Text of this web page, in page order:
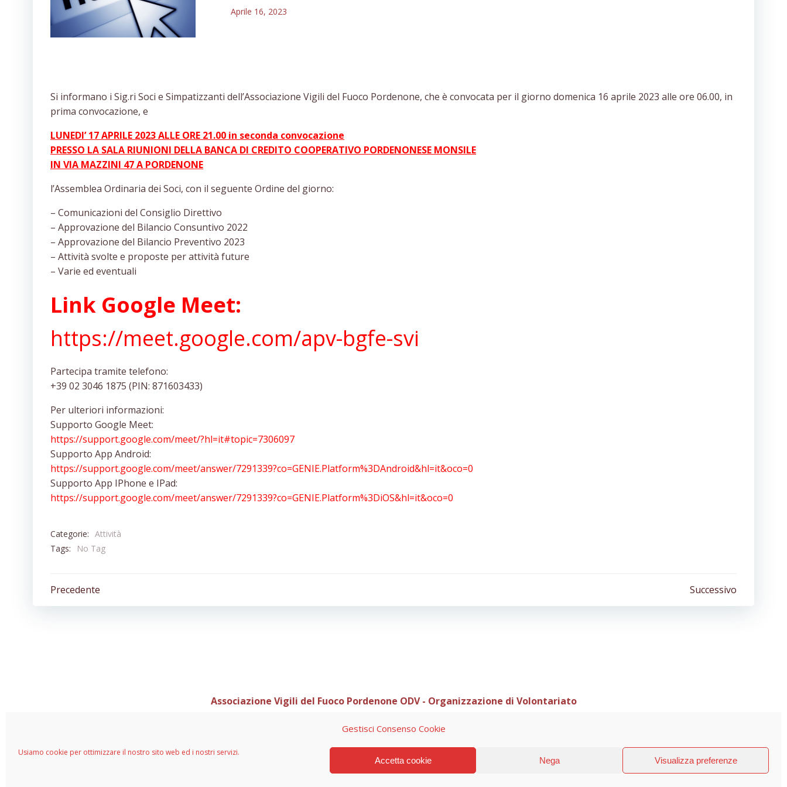
Gestisci Consenso Cookie
Usiamo cookie per ottimizzare il nostro sito web ed i nostri servizi.
Accetta cookie Nega Visualizza preferenze
Aprile 16, 2023
Si informano i Sig.ri Soci e Simpatizzanti dell’Associazione Vigili del Fuoco Pordenone, che è convocata per il giorno domenica 16 aprile 2023 alle ore 06.00, in
prima convocazione, e
LUNEDI’ 17 APRILE 2023 ALLE ORE 21.00 in seconda convocazione
PRESSO LA SALA RIUNIONI DELLA BANCA DI CREDITO COOPERATIVO PORDENONESE MONSILE
IN VIA MAZZINI 47 A PORDENONE
l’Assemblea Ordinaria dei Soci, con il seguente Ordine del giorno:
– Comunicazioni del Consiglio Direttivo
– Approvazione del Bilancio Consuntivo 2022
– Approvazione del Bilancio Preventivo 2023
– Attività svolte e proposte per attività future
– Varie ed eventuali
Link Google Meet:
https://meet.google.com/apv-bgfe-svi
Partecipa tramite telefono:‪
+39 02 3046 1875 (PIN: 871603433)
Per ulteriori informazioni:
Supporto Google Meet:
https://support.google.com/meet/?hl=it#topic=7306097
Supporto App Android:
https://support.google.com/meet/answer/7291339?co=GENIE.Platform%3DAndroid&hl=it&oco=0
Supporto App IPhone e IPad:
https://support.google.com/meet/answer/7291339?co=GENIE.Platform%3DiOS&hl=it&oco=0
Categorie: Attività
Tags:
No Tag
Navigazione
Precedente Successivo
Associazione Vigili del Fuoco Pordenone ODV - Organizzazione di Volontariato
info@vvfpn.it - avvfpn.odv@pec.it - CF 91082850933 - PI 01967590934 - n. RRV 1047 decreto 2700 del 03-08-2015
© 2024 Associazione Vigili del Fuoco Pordenone ODV - Wordpress & ColibriPRO